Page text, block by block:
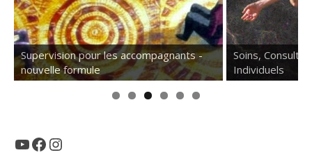
Supervision pour les accompagnants -
nouvelle formule
Soins,
Individuels
YouTube
Facebook
Instagram